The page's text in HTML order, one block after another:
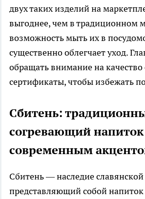
двух таких изделий на
выгоднее, чем в традиционном
возможность мыть их в
существенно облегчает уход.
обращать внимание на качество
сертификаты, чтобы избежать
Сбитень:
согревающий напиток
современным
Сбитень — наследие
представляющий собой напиток